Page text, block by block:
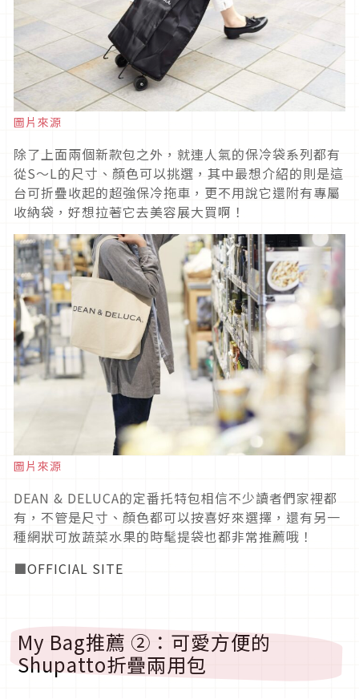
圖片來源
除了上面兩個新款包之外，就連人氣的保冷袋系列都有
從S～L的尺寸、顏色可以挑選，其中最想介紹的則是這
台可折疊收起的超強保冷拖車，更不用說它還附有專屬
收納袋，好想拉著它去美容展大買啊！
圖片來源
DEAN & DELUCA的定番托特包相信不少讀者們家裡都
有，不管是尺寸、顏色都可以按喜好來選擇，還有另一
種網狀可放蔬菜水果的時髦提袋也都非常推薦哦！
■OFFICIAL SITE
My Bag推薦 ②：可愛方便的
Shupatto折疊兩用包